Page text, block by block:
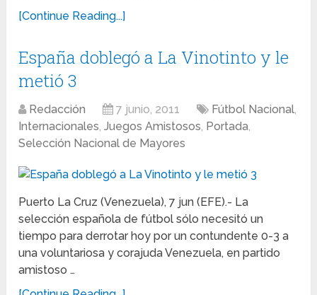
[Continue Reading...]
España doblegó a La Vinotinto y le
metió 3
Redacción 7 junio, 2011 Fútbol Nacional,
Internacionales,Juegos Amistosos, Portada,
Selección Nacional de Mayores
Puerto La Cruz (Venezuela), 7 jun (EFE).- La
selección española de fútbol sólo necesitó un
tiempo para derrotar hoy por un contundente 0-3 a
una voluntariosa y corajuda Venezuela, en partido
amistoso …